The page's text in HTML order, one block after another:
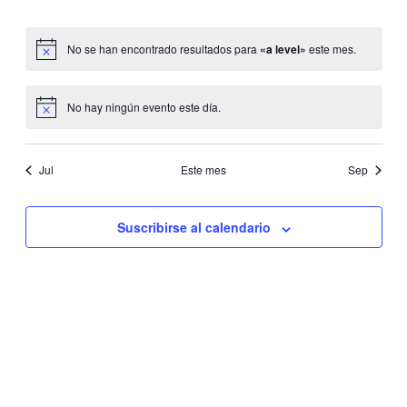
Aviso No se han encontrado resultados para «a level» este mes.
Aviso No hay ningún evento este día.
Jul Este mes Sep
Suscribirse al calendario